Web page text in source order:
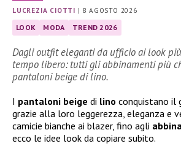
LUCREZIA CIOTTI | 8 AGOSTO 2026
LOOK MODA TREND 2026
Dagli outfit eleganti da ufficio ai look
tempo libero: tutti gli abbinamenti più
pantaloni beige di lino.
I pantaloni beige di lino conquistano il
grazie alla loro leggerezza, eleganza e
camicie bianche ai blazer, fino agli
ecco le idee look da copiare subito.